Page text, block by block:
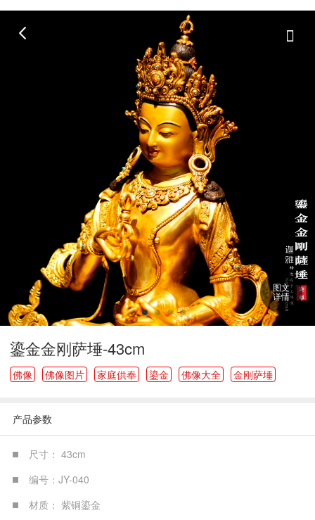
图文
详情
鎏金金刚萨埵-43cm
佛像 佛像图片 家庭供奉 鎏金 佛像大全 金刚萨埵
产品参数
尺寸： 43cm
编号：JY-040
材质： 紫铜鎏金